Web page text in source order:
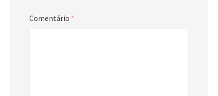
Comentário *